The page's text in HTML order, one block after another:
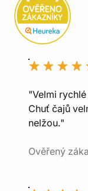
"Velmi
Chuť čajů
nelžou."
Ověřený